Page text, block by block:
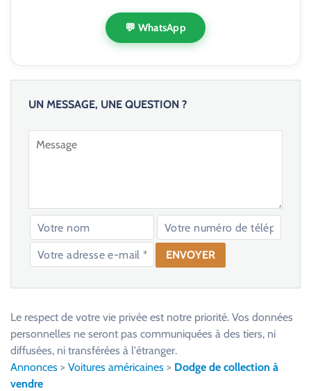
💬 WhatsApp
UN MESSAGE, UNE QUESTION ?
e
Le respect de votre vie privée est notre priorité. Vos données
personnelles ne seront pas communiquées à des tiers, ni
diffusées, ni transférées à l'étranger.
Annonces > Voitures américaines > Dodge de collection à
vendre